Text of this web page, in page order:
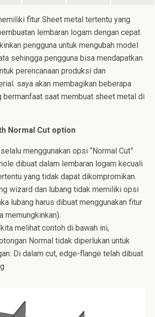
fitur Sheet metal tertentu yang
lembaran logam dengan cepat.
pengguna untuk mengubah model
sehingga pengguna bisa mendapatkan
perencanaan produksi dan
saya akan membagikan beberapa
bermanfaat saat membuat sheet metal di
Normal Cut option
menggunakan opsi “Normal Cut”
dibuat dalam lembaran logam kecuali
yang tidak dapat dikompromikan.
wizard dan lubang tidak memiliki opsi
lubang harus dibuat menggunakan fitur
memungkinkan).
melihat contoh di bawah ini,
Normal tidak diperlukan untuk
Di dalam cut, edge-flange telah dibuat